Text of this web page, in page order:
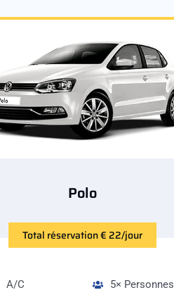
Polo
Total réservation € 22/jour
A/C
5× Personnes